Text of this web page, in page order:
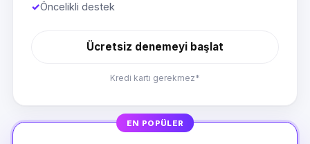
✓Öncelikli destek
Ücretsiz denemeyi başlat
Kredi kartı gerekmez*
EN POPÜLER